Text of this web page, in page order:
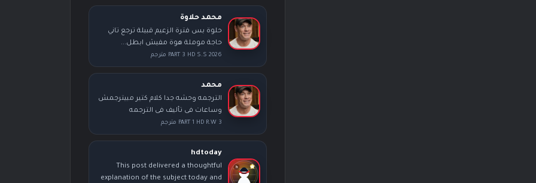
محمد حلاوة
حلوة بس فترة الزعيم قبيلة ترجع تاني
حاجة موملة هوة مفيش ابطل...
PART 3 HD S.S 2026 مترجم
محمد
الترجمه وحشه جدا كلام كتير مبيترجمش
وساعات فى تأليف فى الترجمه
PART 1 HD R.W 3 مترجم
hdtoday
This post delivered a thoughtful
explanation of the subject today and